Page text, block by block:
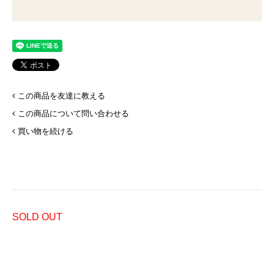
この商品を友達に教える
この商品について問い合わせる
買い物を続ける
SOLD OUT